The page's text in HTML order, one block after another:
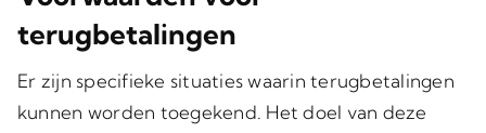
terugbetalingen
Er zijn specifieke situaties waarin terugbetalingen
kunnen worden toegekend. Het doel van deze